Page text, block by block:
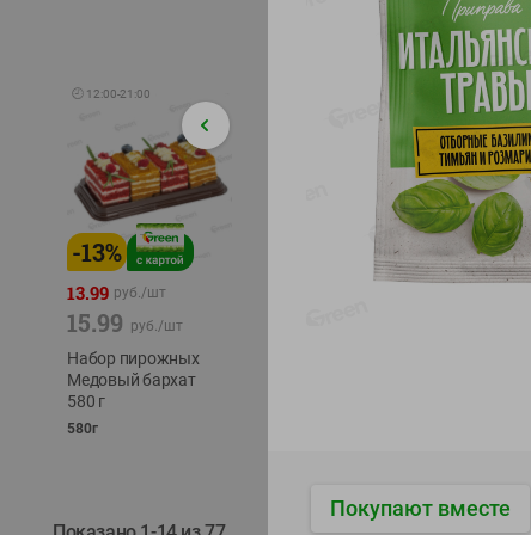
🕘 12:00-21:00
-13%
13.99 руб./шт
15.99 руб./шт
Набор пирожных
Медовый бархат
580 г
580г
-24
4.99
Покупают вместе